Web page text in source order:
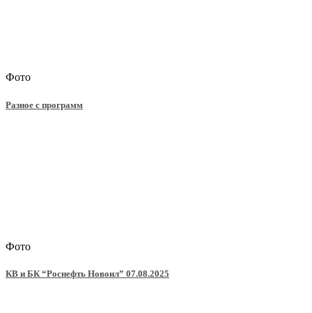
Фото
Разное с программ
Фото
КВ и БК “Роснефть Новоил” 07.08.2025